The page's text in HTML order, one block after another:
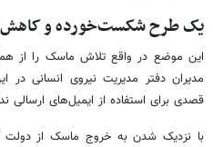
یک طرح شکست‌خورده و کاهش
این موضع در واقع تلاش ماسک را از
مدیران دفتر مدیریت نیروی انسانی
قصدی برای استفاده از ایمیل‌های ارسالی
با نزدیک شدن به خروج ماسک از دولت